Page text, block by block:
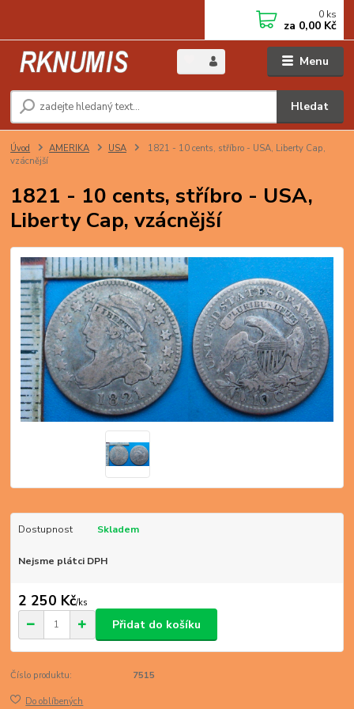
Menu
Hledat
0 ks
za 0,00 Kč
Úvod AMERIKA USA
1821 - 10 cents, stříbro - USA, Liberty Cap,
vzácnější
1821 - 10 cents, stříbro - USA,
Liberty Cap, vzácnější
Dostupnost Skladem
Nejsme plátci DPH
2 250 Kč/ks
Přidat do košíku
Číslo produktu: 7515
Do oblíbených